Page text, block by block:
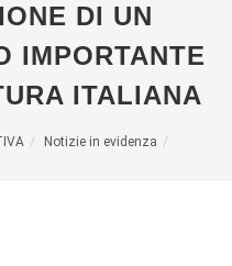
DI UN
IMPORTANTE
ITALIANA
Notizie in evidenza